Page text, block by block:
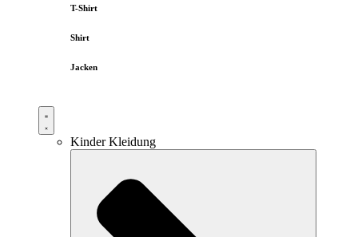
T-Shirt
Shirt
Jacken
Kinder Kleidung